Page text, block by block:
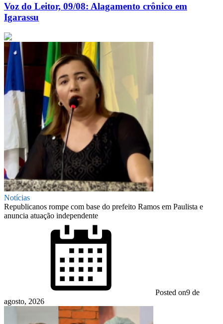
Voz do Leitor, 09/08: Alagamento crônico em
Igarassu
Notícias
Republicanos rompe com base do prefeito Ramos em Paulista e
anuncia atuação independente
Posted on9 de
agosto, 2026